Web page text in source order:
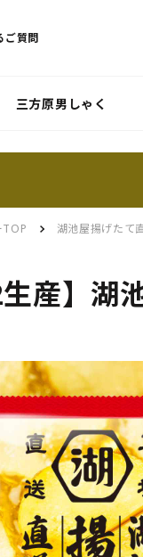
ご質問
三方原男しゃく
TOP 湖池屋揚げたて
産】湖